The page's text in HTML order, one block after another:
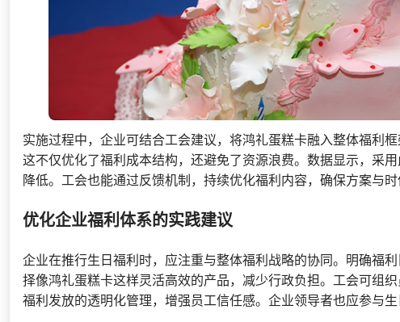
实施过程中，企业可结合工会建议，将鸿礼蛋糕卡融入整体福利
这不仅优化了福利成本结构，还避免了资源浪费。数据显示，采
降低。工会也能通过反馈机制，持续优化福利内容，确保方案与时
优化企业福利体系的实践建议
企业在推行生日福利时，应注重与整体福利战略的协同。明确福
择像鸿礼蛋糕卡这样灵活高效的产品，减少行政负担。工会可组
福利发放的透明化管理，增强员工信任感。企业领导者也应参与